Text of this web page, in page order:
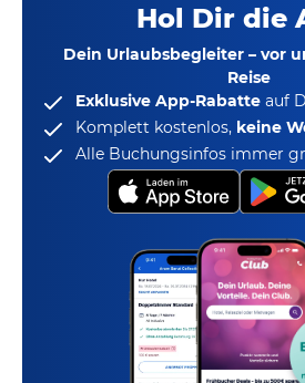
Hol Dir die
Dein Urlaubsbegleiter – vor
Reise
Exklusive App-Rabatte auf
Komplett kostenlos, keine
Alle Buchungsinfos immer